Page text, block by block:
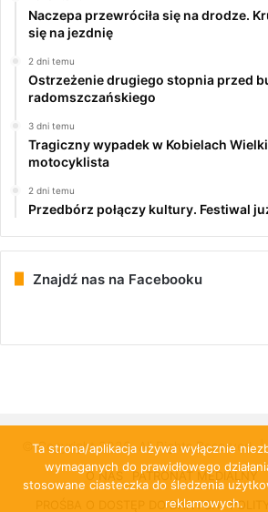
Naczepa przewróciła się na drodze.
się na jezdnię
2 dni temu
Ostrzeżenie drugiego stopnia przed
radomszczańskiego
3 dni temu
Tragiczny wypadek w Kobielach
motocyklista
2 dni temu
Przedbórz połączy kultury. Festiwal
Znajdź nas na Facebooku
© Copyright 2026, All Rights Reserved
O NAS PATRONAT MEDIALNY
PROŚBA O DOSTĘP DO DANYCH
Ta strona/aplikacja używa wyłącznie
wymaganych do prawidłowego
stosowane ciasteczka do śledzenia
reklamowych.